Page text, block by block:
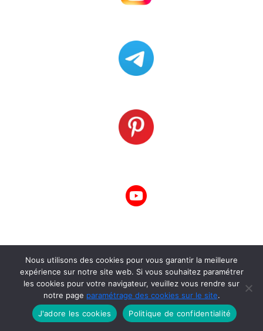
À propos
À propos
Politique de confidentialité
Nous utilisons des cookies pour vous garantir la meilleure
expérience sur notre site web. Si vous souhaitez paramétrer
les cookies pour votre navigateur, veuillez vous rendre sur
notre page paramétrage des cookies sur le site.
J'adore les cookies
Politique de confidentialité